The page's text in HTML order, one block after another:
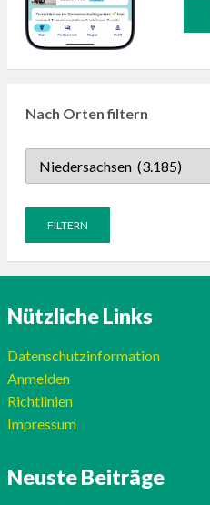
Nach Orten filtern
Nützliche Links
Datenschutzinformation
Anmelden
Richtlinien
Impressum
Neuste Beiträge